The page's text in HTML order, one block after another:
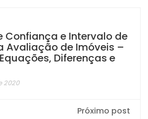
Confiança e Intervalo de
Avaliação de Imóveis –
Diferenças e
2020
Próximo post